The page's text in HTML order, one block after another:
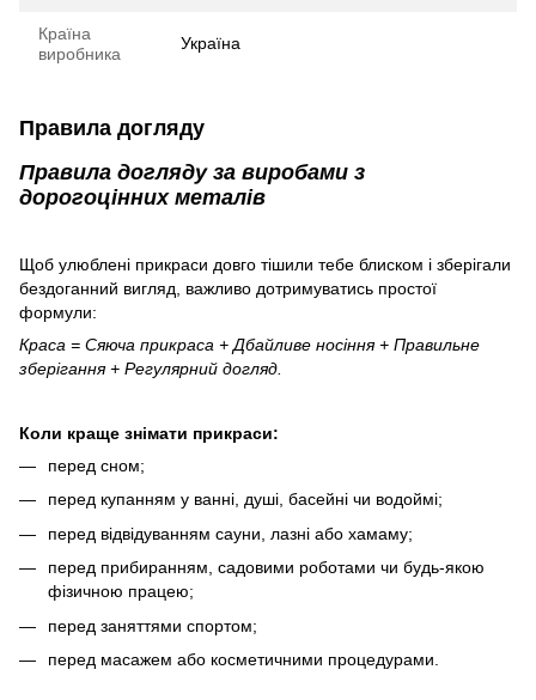
Країна
виробника
Україна
Правила догляду
Правила догляду за виробами з
дорогоцінних металів
Щоб улюблені прикраси довго тішили тебе блиском і зберігали
бездоганний вигляд, важливо дотримуватись простої
формули:
Краса = Сяюча прикраса + Дбайливе носіння + Правильне
зберігання + Регулярний догляд.
Коли краще знімати прикраси:
перед сном;
перед купанням у ванні, душі, басейні чи водоймі;
перед відвідуванням сауни, лазні або хамаму;
перед прибиранням, садовими роботами чи будь-якою
фізичною працею;
перед заняттями спортом;
перед масажем або косметичними процедурами.